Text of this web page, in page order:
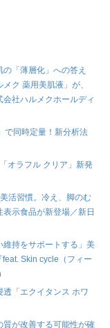
の「薄層化」への答え
ク 薬用美肌液」が、
社ハルメクホールディ
で同時定量！新分析法
オラフル クリア」新発
活習慣。冷え、脚のむ
示食品が新登場／新日
持をサポートする」美
Skin cycle（フィー
透「エクイタンス ホワ
質が改善する可能性が確